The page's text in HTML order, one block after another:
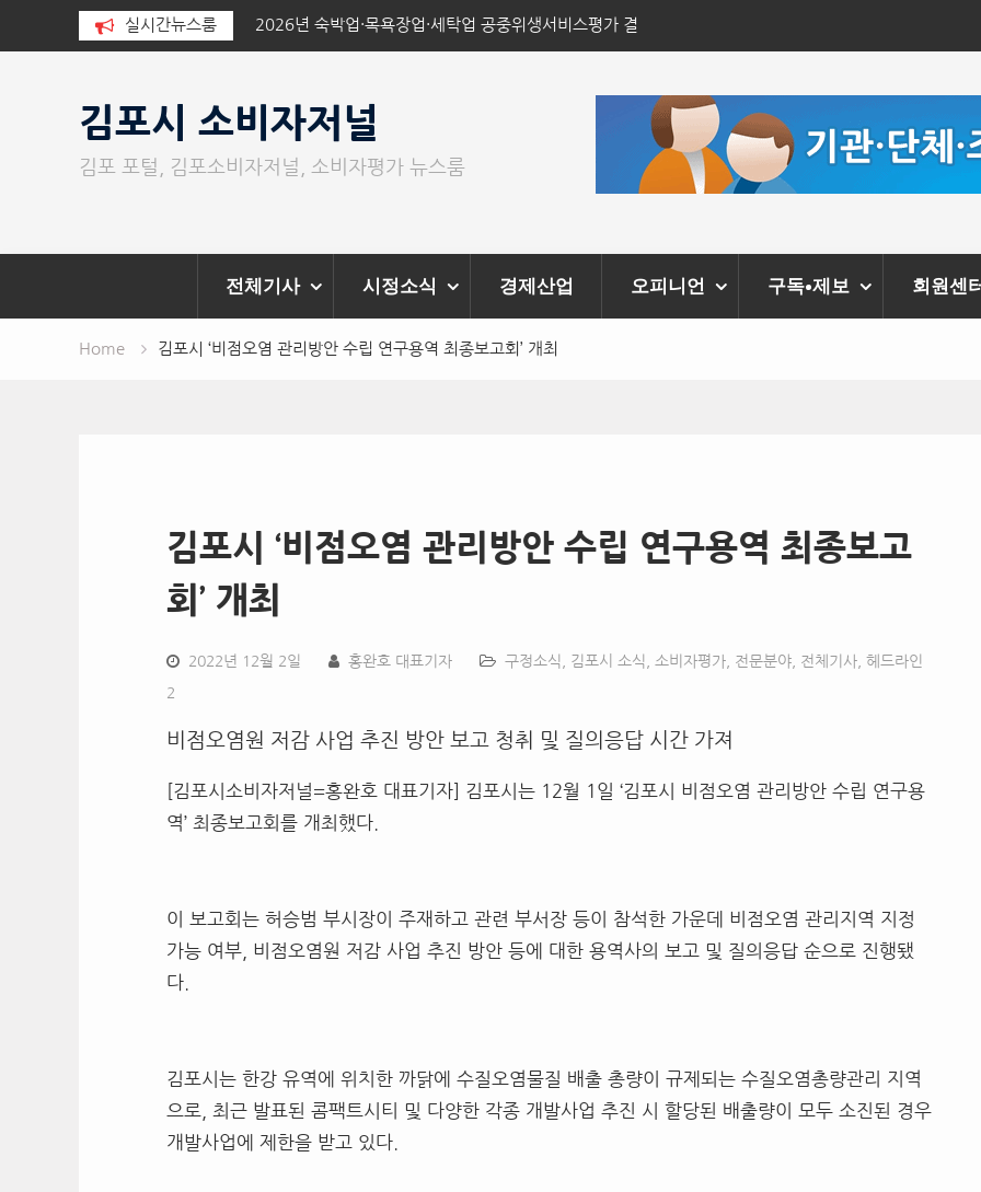
실시간뉴스룸
긴급 식수 지원
2026년 숙박업·목욕장업·세탁업 공중위생서비스평가 결
과 공표
김포시 소비자저널
김포 포털, 김포소비자저널, 소비자평가 뉴스룸
전체기사 시정소식 경제산업 오피니언 구독•제보 회원센터
Home 김포시 ‘비점오염 관리방안 수립 연구용역 최종보고회’ 개최
김포시 ‘비점오염 관리방안 수립 연구용역 최종보고
회’ 개최
2022년 12월 2일 홍완호 대표기자 구정소식 김포시 소식 소비자평가 전문분야 전체기사 헤드라인
2
비점오염원 저감 사업 추진 방안 보고 청취 및 질의응답 시간 가져
[김포시소비자저널=홍완호 대표기자] 김포시는 12월 1일 ‘김포시 비점오염 관리방안 수립 연구용
역’ 최종보고회를 개최했다.
이 보고회는 허승범 부시장이 주재하고 관련 부서장 등이 참석한 가운데 비점오염 관리지역 지정
가능 여부, 비점오염원 저감 사업 추진 방안 등에 대한 용역사의 보고 및 질의응답 순으로 진행됐
다.
김포시는 한강 유역에 위치한 까닭에 수질오염물질 배출 총량이 규제되는 수질오염총량관리 지역
으로, 최근 발표된 콤팩트시티 및 다양한 각종 개발사업 추진 시 할당된 배출량이 모두 소진된 경우
개발사업에 제한을 받고 있다.